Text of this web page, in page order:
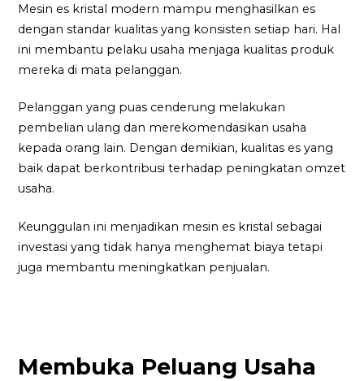
Mesin es kristal modern mampu menghasilkan es
dengan standar kualitas yang konsisten setiap hari. Hal
ini membantu pelaku usaha menjaga kualitas produk
mereka di mata pelanggan.
Pelanggan yang puas cenderung melakukan
pembelian ulang dan merekomendasikan usaha
kepada orang lain. Dengan demikian, kualitas es yang
baik dapat berkontribusi terhadap peningkatan omzet
usaha.
Keunggulan ini menjadikan mesin es kristal sebagai
investasi yang tidak hanya menghemat biaya tetapi
juga membantu meningkatkan penjualan.
Membuka Peluang Usaha